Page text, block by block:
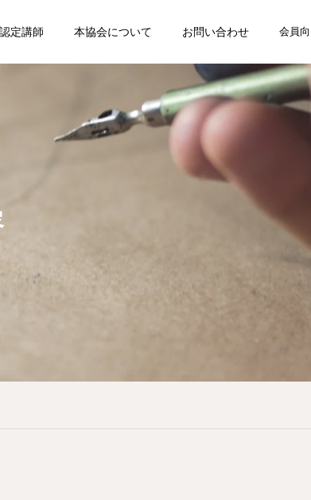
認定講師 本協会について お問い合わせ 会員
もう？」と驚かれ
博士の応援ブログ
愛しているのに、なぜ離